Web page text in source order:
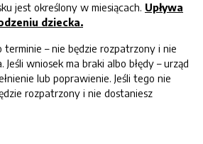
jest określony w miesiącach. Upływa
dziecka.
terminie – nie będzie rozpatrzony i nie
wniosek ma braki albo błędy – urząd
lub poprawienie. Jeśli tego nie
rozpatrzony i nie dostaniesz